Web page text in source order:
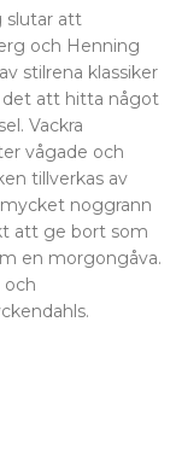
slutar att
och Henning
stilrena klassiker
det att hitta något
Vackra
vågade och
tillverkas av
mycket noggrann
att ge bort som
en morgongåva.
och